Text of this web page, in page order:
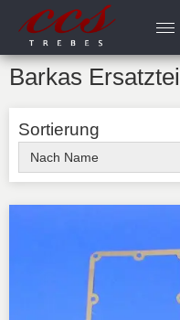
Barkas
Sortierung